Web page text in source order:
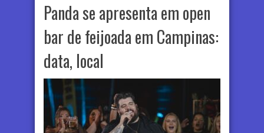
Panda se apresenta em open
bar de feijoada em Campinas:
data, local